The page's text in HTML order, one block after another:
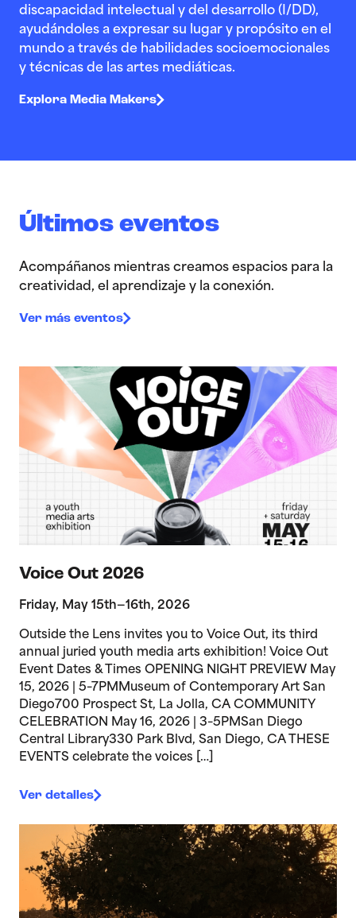
discapacidad intelectual y del desarrollo (I/DD),
ayudándoles a expresar su lugar y propósito en el
mundo a través de habilidades socioemocionales
y técnicas de las artes mediáticas.
Explora Media Makers
Últimos eventos
Acompáñanos mientras creamos espacios para la
creatividad, el aprendizaje y la conexión.
Ver más eventos
>Voice Out 2026
Voice Out 2026
Friday, May 15th—16th, 2026
Outside the Lens invites you to Voice Out, its third
annual juried youth media arts exhibition! Voice Out
Event Dates & Times OPENING NIGHT PREVIEW May
15, 2026 | 5–7PMMuseum of Contemporary Art San
Diego700 Prospect St, La Jolla, CA COMMUNITY
CELEBRATION May 16, 2026 | 3–5PMSan Diego
Central Library330 Park Blvd, San Diego, CA THESE
EVENTS celebrate the voices […]
Ver detalles
>Teen Media Arts Studio – Family Saturday